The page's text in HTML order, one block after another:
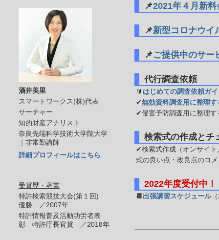
📌2021年４月新
📌新型コロナウイ
📌ご提供中のサー
代行調査依頼
🔰 はじめての調査依頼ガ
✔無効資料調査用に整理
✔侵害予防調査用に整理す
検索式の作成とチ
✔検索式作成（オンサイト
式の良い点・改良点のコ
2022年度受付中！
📆 出張講習スケジュール
酒井美里
スマートワークス(株)代表
サーチャー
知的財産アナリスト
奈良先端科学技術大学院大学
｜非常勤講師
詳細プロフィールはこちら
受賞歴・著書
特許検索競技大会(第１回)
優勝 ／2007年
特許情報普及活動功労者表
彰 特許庁長官賞 ／2018年